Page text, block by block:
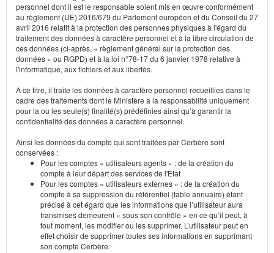
personnel dont il est le responsable soient mis en œuvre conformément
au règlement (UE) 2016/679 du Parlement européen et du Conseil du 27
avril 2016 relatif à la protection des personnes physiques à l'égard du
traitement des données à caractère personnel et à la libre circulation de
ces données (ci-après, « règlement général sur la protection des
données » ou RGPD) et à la loi n°78-17 du 6 janvier 1978 relative à
l'informatique, aux fichiers et aux libertés.
A ce titre, il traite les données à caractère personnel recueillies dans le
cadre des traitements dont le Ministère a la responsabilité uniquement
pour la ou les seule(s) finalité(s) prédéfinies ainsi qu’à garantir la
confidentialité des données à caractère personnel.
Ainsi les données du compte qui sont traitées par Cerbère sont
conservées :
Pour les comptes « utilisateurs agents » : de la création du
compte à leur départ des services de l'Etat
Pour les comptes « utilisateurs externes » : de la création du
compte à sa suppression du référentiel (table annuaire) étant
précisé à cet égard que les informations que l’utilisateur aura
transmises demeurent « sous son contrôle » en ce qu’il peut, à
tout moment, les modifier ou les supprimer. L’utilisateur peut en
effet choisir de supprimer toutes ses informations en supprimant
son compte Cerbère.